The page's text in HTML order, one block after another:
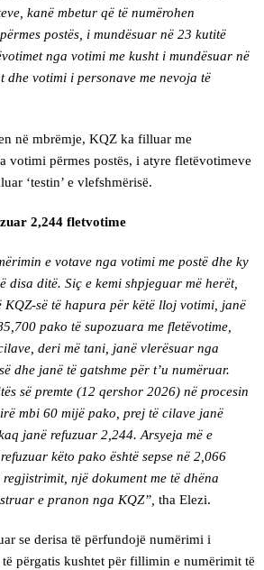
kanë mbetur që të numërohen
postës, i mundësuar në 23 kutitë
nga votimi me kusht i mundësuar në
dhe votimi i personave me nevoja të
në mbrëmje, KQZ ka filluar me
votimi përmes postës, i atyre fletëvotimeve
‘testin’ e vlefshmërisë.
2,244 fletvotime
e votave nga votimi me postë dhe ky
disa ditë. Siç e kemi shpjeguar më herët,
KQZ-së të hapura për këtë lloj votimi, janë
pako të supozuara me fletëvotime,
deri më tani, janë vlerësuar nga
dhe janë të gatshme për t’u numëruar.
së premte (12 qershor 2026) në procesin
mbi 60 mijë pako, prej të cilave janë
janë refuzuar 2,244. Arsyeja më e
këto pako është sepse në 2,066
një dokument me të dhëna
e pranon nga KQZ”, tha Elezi.
se derisa të përfundojë numërimi i
përgatis kushtet për fillimin e numërimit të